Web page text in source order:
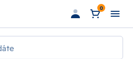
0